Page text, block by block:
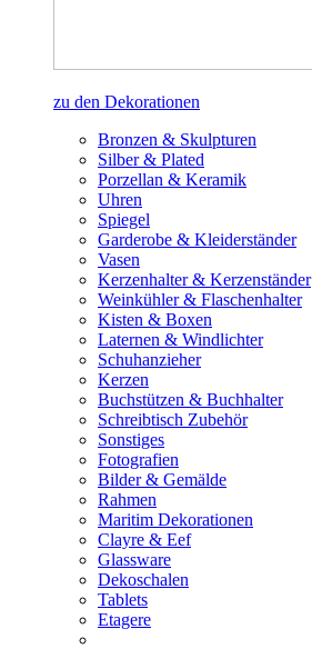
zu den Dekorationen
Bronzen & Skulpturen
Silber & Plated
Porzellan & Keramik
Uhren
Spiegel
Garderobe & Kleiderständer
Vasen
Kerzenhalter & Kerzenständer
Weinkühler & Flaschenhalter
Kisten & Boxen
Laternen & Windlichter
Schuhanzieher
Kerzen
Buchstützen & Buchhalter
Schreibtisch Zubehör
Sonstiges
Fotografien
Bilder & Gemälde
Rahmen
Maritim Dekorationen
Clayre & Eef
Glassware
Dekoschalen
Tablets
Etagere